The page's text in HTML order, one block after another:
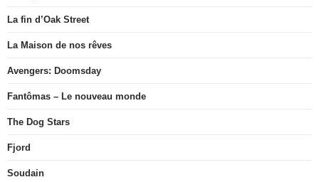
La fin d’Oak Street
La Maison de nos rêves
Avengers: Doomsday
Fantômas – Le nouveau monde
The Dog Stars
Fjord
Soudain